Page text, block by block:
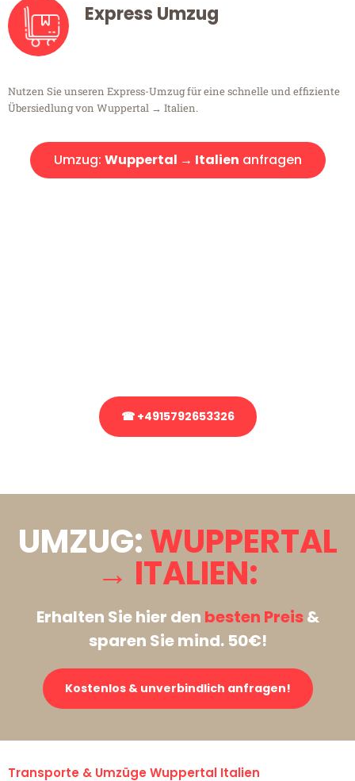
Express Umzug
Nutzen Sie unseren Express-Umzug für eine schnelle und effiziente
Übersiedlung von Wuppertal → Italien.
Umzug: Wuppertal → Italien anfragen
☎ +4915792653326
UMZUG:WUPPERTAL
→ ITALIEN:
Erhalten Sie hier den besten Preis&
sparen Sie mind. 50€!
Kostenlos & unverbindlich anfragen!
Transporte & Umzüge Wuppertal Italien